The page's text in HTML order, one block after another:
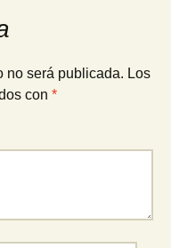
no será publicada. Los
con *